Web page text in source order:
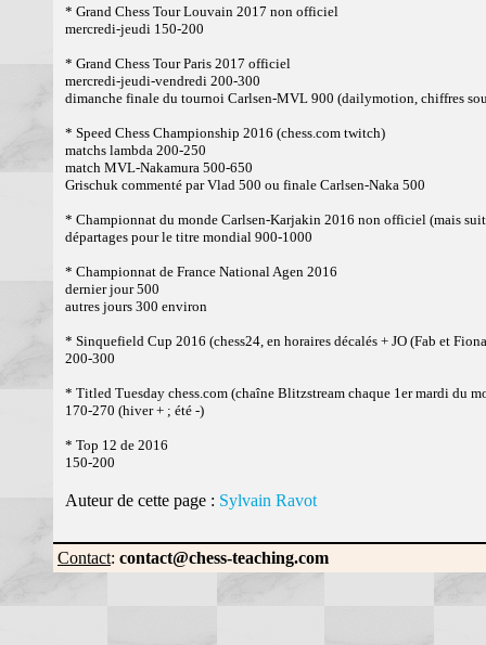
* Grand Chess Tour Louvain 2017 non officiel
mercredi-jeudi 150-200
* Grand Chess Tour Paris 2017 officiel
mercredi-jeudi-vendredi 200-300
dimanche finale du tournoi Carlsen-MVL 900 (dailymotion, chiffres
* Speed Chess Championship 2016 (chess.com twitch)
matchs lambda 200-250
match MVL-Nakamura 500-650
Grischuk commenté par Vlad 500 ou finale Carlsen-Naka 500
* Championnat du monde Carlsen-Karjakin 2016 non officiel (mais
départages pour le titre mondial 900-1000
* Championnat de France National Agen 2016
dernier jour 500
autres jours 300 environ
* Sinquefield Cup 2016 (chess24, en horaires décalés + JO (Fab et
200-300
* Titled Tuesday chess.com (chaîne Blitzstream chaque 1er mardi du
170-270 (hiver + ; été -)
* Top 12 de 2016
150-200
Auteur de cette page : Sylvain Ravot
Contact: contact@chess-teaching.com